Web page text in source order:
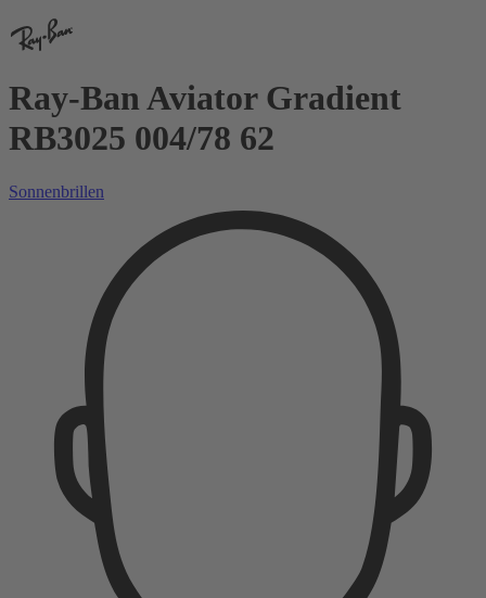
Ray-Ban Aviator Gradient
RB3025 004/78 62
Sonnenbrillen